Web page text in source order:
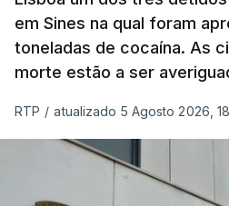
convocados professores
disse a professora à
praticamente impossível
Segundo os docentes, o
está a enfrentar vários
em Sines na qual foram
toneladas de cocaína. As
morte estão a ser
RTP / atualizado 5 Agosto 2026,